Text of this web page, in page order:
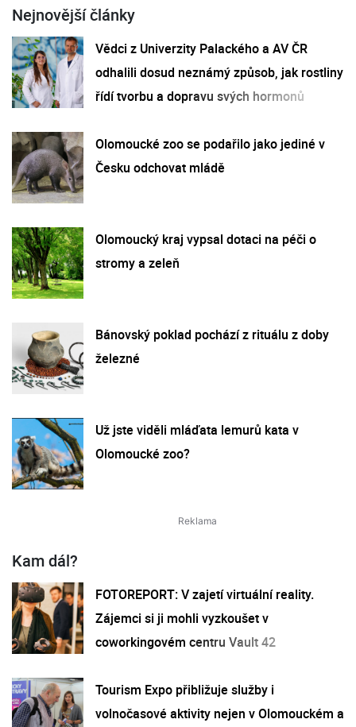
Nejnovější články
Vědci z Univerzity Palackého a AV ČR
odhalili dosud neznámý způsob, jak rostliny
řídí tvorbu a dopravu svých hormonů
Olomoucké zoo se podařilo jako jediné v
Česku odchovat mládě
Olomoucký kraj vypsal dotaci na péči o
stromy a zeleň
Bánovský poklad pochází z rituálu z doby
železné
Už jste viděli mláďata lemurů kata v
Olomoucké zoo?
Kam dál?
FOTOREPORT: V zajetí virtuální reality.
Zájemci si ji mohli vyzkoušet v
coworkingovém centru Vault 42
Tourism Expo přibližuje služby i
volnočasové aktivity nejen v Olomouckém a